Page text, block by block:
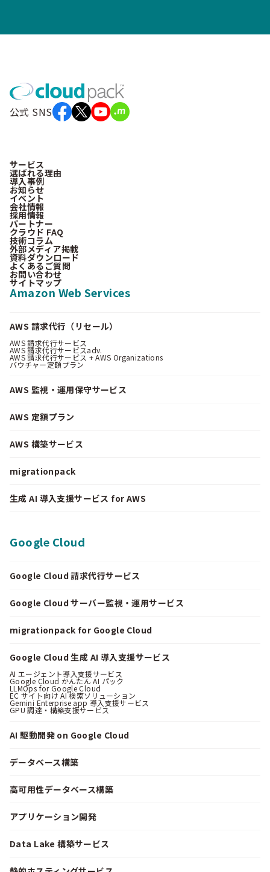
公式 SNS
サービス
選ばれる理由
導入事例
お知らせ
イベント
会社情報
採用情報
パートナー
クラウド FAQ
技術コラム
外部メディア掲載
資料ダウンロード
よくあるご質問
お問い合わせ
サイトマップ
Amazon Web Services
AWS 請求代行（リセール）
AWS 請求代行サービス
AWS 請求代行サービスadv.
AWS 請求代行サービス + AWS Organizations
バウチャー定額プラン
AWS 監視・運用保守サービス
AWS 定額プラン
AWS 構築サービス
migrationpack
生成 AI 導入支援サービス for AWS
Google Cloud
Google Cloud 請求代行サービス
Google Cloud サーバー監視・運用サービス
migrationpack for Google Cloud
Google Cloud 生成 AI 導入支援サービス
AI エージェント導入支援サービス
Google Cloud かんたん AI パック
LLMOps for Google Cloud
EC サイト向け AI 検索ソリューション
Gemini Enterprise app 導入支援サービス
GPU 調達・構築支援サービス
AI 駆動開発 on Google Cloud
データベース構築
高可用性データベース構築
アプリケーション開発
Data Lake 構築サービス